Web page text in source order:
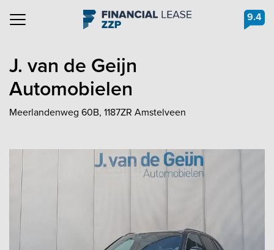
Navigation 9.4
J. van de Geijn
Automobielen
Meerlandenweg 60B, 1187ZR Amstelveen